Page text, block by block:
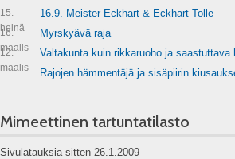
15.
heinä
16.9. Meister Eckhart & Eckhart Tolle
16.
maalis
Myrskyävä raja
12.
maalis
Valtakunta kuin rikkaruoho ja saastuttava
Rajojen hämmentäjä ja sisäpiirin
Mimeettinen tartuntatilasto
Sivulatauksia sitten 26.1.2009